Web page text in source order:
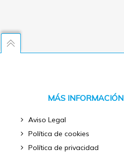
MÁS INFORMACIÓN
Aviso Legal
Política de cookies
Política de privacidad